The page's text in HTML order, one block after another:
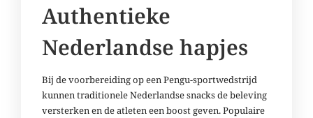
Authentieke
Nederlandse hapjes
Bij de voorbereiding op een Pengu-sportwedstrijd
kunnen traditionele Nederlandse snacks de beleving
versterken en de atleten een boost geven. Populaire